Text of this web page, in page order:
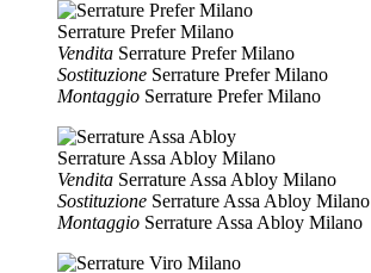
Serrature Prefer Milano
Vendita Serrature Prefer Milano
Sostituzione Serrature Prefer Milano
Montaggio Serrature Prefer Milano
Serrature Assa Abloy Milano
Vendita Serrature Assa Abloy Milano
Sostituzione Serrature Assa Abloy Milano
Montaggio Serrature Assa Abloy Milano